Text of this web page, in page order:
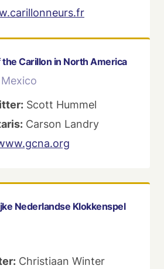
the Carillon in North America
Mexico
Scott Hummel
Carson Landry
Nederlandse Klokkenspel
Christiaan Winter